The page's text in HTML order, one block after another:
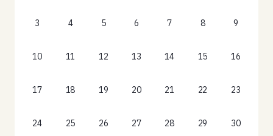
3 4 5 6 7 8 9
10 11 12 13 14 15 16
17 18 19 20 21 22 23
24 25 26 27 28 29 30